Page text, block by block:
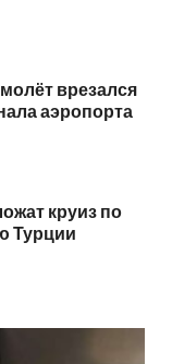
врезался
аэропорта
круиз по
Турции